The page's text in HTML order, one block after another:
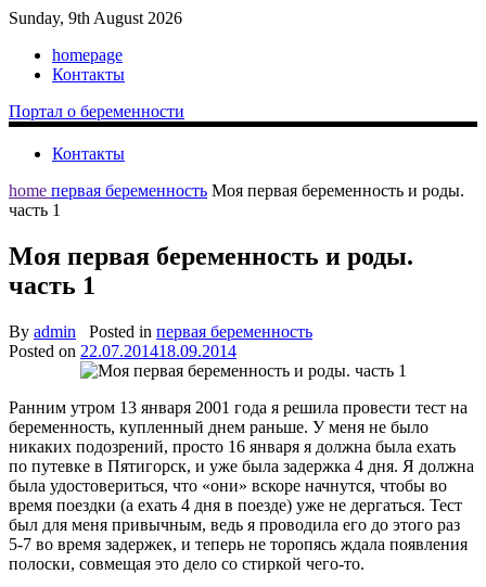
Sunday, 9th August 2026
homepage
Контакты
Портал о беременности
Контакты
home первая беременность Моя первая беременность и роды.
часть 1
Моя первая беременность и роды.
часть 1
By admin Posted in первая беременность
Posted on 22.07.201418.09.2014
Ранним утром 13 января 2001 года я решила провести тест на
беременность, купленный днем раньше. У меня не было
никаких подозрений, просто 16 января я должна была ехать
по путевке в Пятигорск, и уже была задержка 4 дня. Я должна
была удостовериться, что «они» вскоре начнутся, чтобы во
время поездки (а ехать 4 дня в поезде) уже не дергаться. Тест
был для меня привычным, ведь я проводила его до этого раз
5-7 во время задержек, и теперь не торопясь ждала появления
полоски, совмещая это дело со стиркой чего-то.